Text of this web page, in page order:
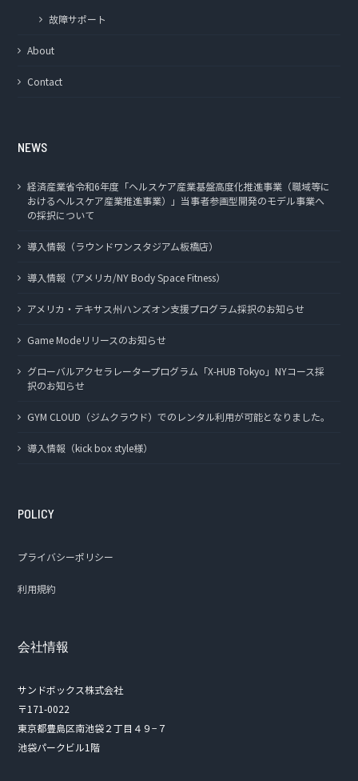
故障サポート
About
Contact
NEWS
経済産業省令和6年度「ヘルスケア産業基盤高度化推進事業（職域等に
おけるヘルスケア産業推進事業）」当事者参画型開発のモデル事業へ
の採択について
導入情報（ラウンドワンスタジアム板橋店）
導入情報（アメリカ/NY Body Space Fitness）
アメリカ・テキサス州ハンズオン支援プログラム採択のお知らせ
Game Modeリリースのお知らせ
グローバルアクセラレータープログラム「X-HUB Tokyo」NYコース採
択のお知らせ
GYM CLOUD（ジムクラウド）でのレンタル利用が可能となりました。
導入情報（kick box style様）
POLICY
プライバシーポリシー
利用規約
会社情報
サンドボックス株式会社
〒171-0022
東京都豊島区南池袋２丁目４９−７
池袋パークビル1階